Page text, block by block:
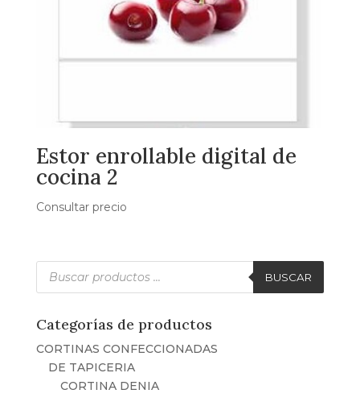
Estor enrollable digital de
cocina 2
Consultar precio
Búsqueda
productos
BUSCAR
Categorías de productos
CORTINAS CONFECCIONADAS
DE TAPICERIA
CORTINA DENIA